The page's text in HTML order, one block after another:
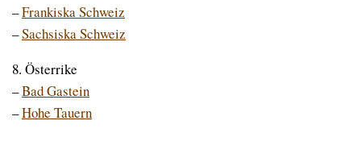
–Frankiska Schweiz
–Sachsiska Schweiz
8. Österrike
–Bad Gastein
–Hohe Tauern